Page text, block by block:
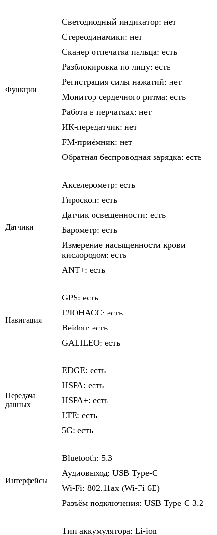
Функции
Светодиодный индикатор: нет
Стереодинамики: нет
Сканер отпечатка пальца: есть
Разблокировка по лицу: есть
Регистрация силы нажатий: нет
Монитор сердечного ритма: есть
Работа в перчатках: нет
ИК-передатчик: нет
FM-приёмник: нет
Обратная беспроводная зарядка: есть
Датчики
Акселерометр: есть
Гироскоп: есть
Датчик освещенности: есть
Барометр: есть
Измерение насыщенности крови
кислородом: есть
ANT+: есть
Навигация
GPS: есть
ГЛОНАСС: есть
Beidou: есть
GALILEO: есть
Передача
данных
EDGE: есть
HSPA: есть
HSPA+: есть
LTE: есть
5G: есть
Интерфейсы
Bluetooth: 5.3
Аудиовыход: USB Type-C
Wi-Fi: 802.11ax (Wi-Fi 6E)
Разъём подключения: USB Type-C 3.2
Тип аккумулятора: Li-ion